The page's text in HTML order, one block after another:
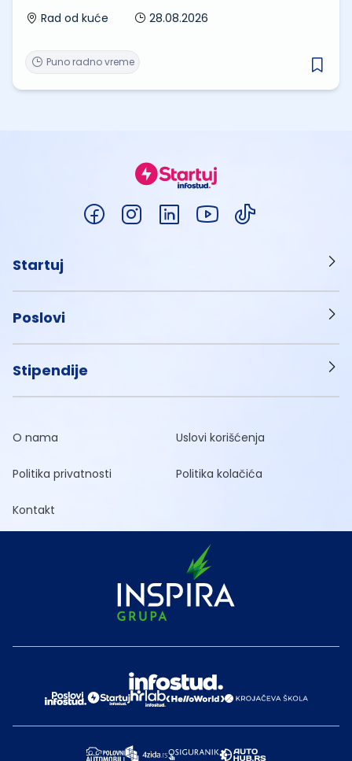
Rad od kuće
28.08.2026
Puno radno vreme
Startuj
Poslovi
Stipendije
O nama Uslovi korišćenja
Politika privatnosti Politika kolačića
Kontakt